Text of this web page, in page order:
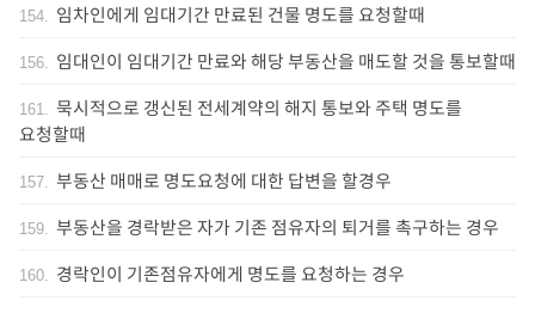
154. 임차인에게 임대기간 만료된 건물 명도를 요청할때
156. 임대인이 임대기간 만료와 해당 부동산을 매도할 것을 통보할때
161. 묵시적으로 갱신된 전세계약의 해지 통보와 주택 명도를
요청할때
157. 부동산 매매로 명도요청에 대한 답변을 할경우
159. 부동산을 경락받은 자가 기존 점유자의 퇴거를 촉구하는 경우
160. 경락인이 기존점유자에게 명도를 요청하는 경우